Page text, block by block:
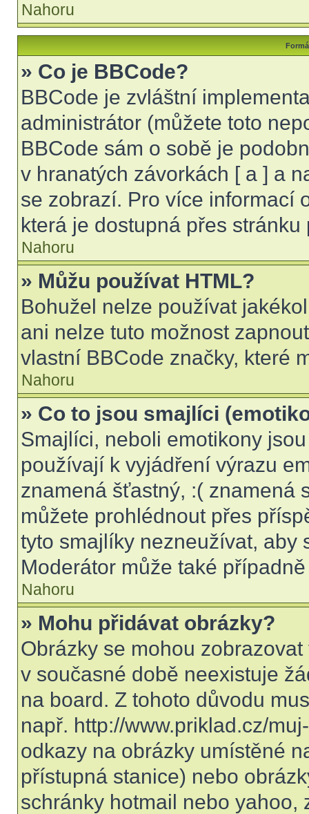
Nahoru
» Co je BBCode?
BBCode je zvláštní
administrátor (můžete toto
BBCode sám o sobě je
v hranatých závorkách [ a ] a
se zobrazí. Pro více informací
která je dostupná přes stránku
Nahoru
» Můžu používat HTML?
Bohužel nelze používat
ani nelze tuto možnost
vlastní BBCode značky, které
Nahoru
» Co to jsou smajlíci
Smajlíci, neboli emotikony
používají k vyjádření výrazu
znamená šťastný, :( znamená
můžete prohlédnout přes
tyto smajlíky nezneužívat, aby
Moderátor může také
Nahoru
» Mohu přidávat obrázky?
Obrázky se mohou
v současné době neexistuje
na board. Z tohoto důvodu
např. http://www.priklad.cz/
odkazy na obrázky umístěné
přístupná stanice) nebo
schránky hotmail nebo yahoo,